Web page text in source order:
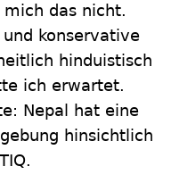
das nicht.
konservative
hinduistisch
ich erwartet.
Nepal hat eine
hinsichtlich